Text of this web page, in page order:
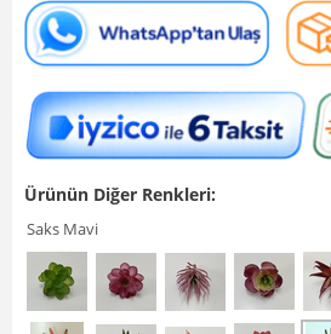
Ürünün Diğer Renkleri:
Saks Mavi